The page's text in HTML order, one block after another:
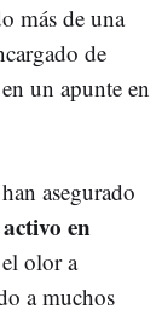
más de una
de
un apunte en
asegurado
en
olor a
a muchos